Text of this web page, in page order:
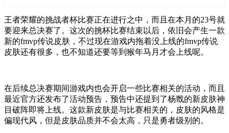
王者荣耀的挑战者杯比赛正在进行之中，而且在本月的23号就
要迎来总决赛了。这次的挑杯比赛结束以后，依旧会产生一款
新的fmvp传说皮肤，不过现在游戏内拖着没上线的fmvp传说
皮肤还有很多，也不知道还要等到猴年马月才会上线呢。
在后续总决赛期间游戏内也会开启一些比赛相关的活动，而且
最近官方还发布了活动预告，预告中还提到了杨戬的新皮肤神
目破阵即将上线。这款新皮肤是与比赛相关的，皮肤的风格是
偏现代风，但是皮肤品质并不会太高，只是勇者级别的。